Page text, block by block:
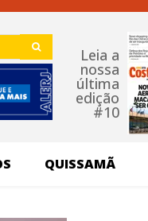
Leia a
nossa
última
edição
#10
QUISSAMÃ